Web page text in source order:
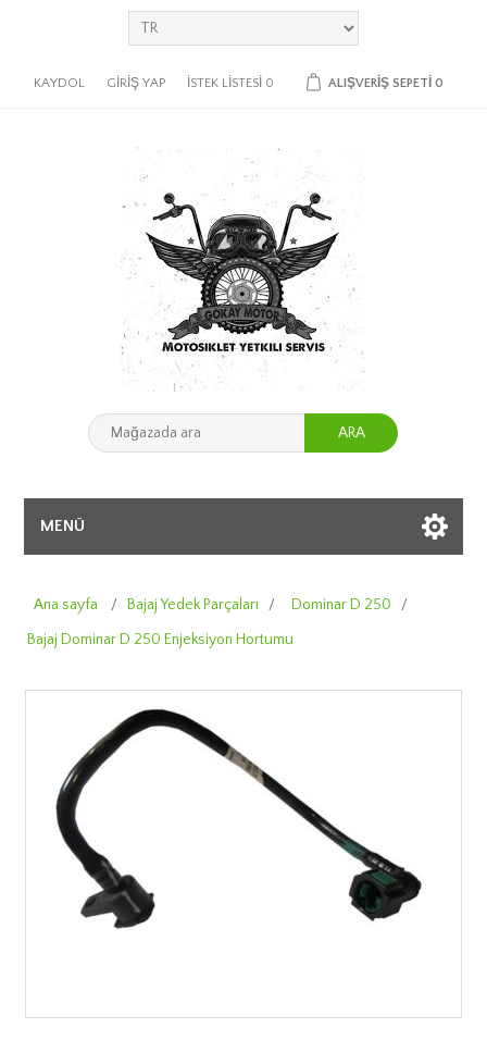
KAYDOL GIRIŞ YAP İSTEK LISTESI 0 ALIŞVERIŞ SEPETI 0
ARA
MENÜ
Ana sayfa / Bajaj Yedek Parçaları / Dominar D 250
/
Bajaj Dominar D 250 Enjeksiyon Hortumu